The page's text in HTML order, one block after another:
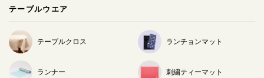
テーブルウエア
テーブルクロス ランチョンマット
ランナー 刺繍ティーマット